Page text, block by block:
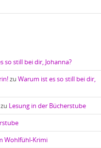
so still bei dir, Johanna?
zu Warum ist es so still bei dir,
zu Lesung in der Bücherstube
Wohlfühl-Krimi